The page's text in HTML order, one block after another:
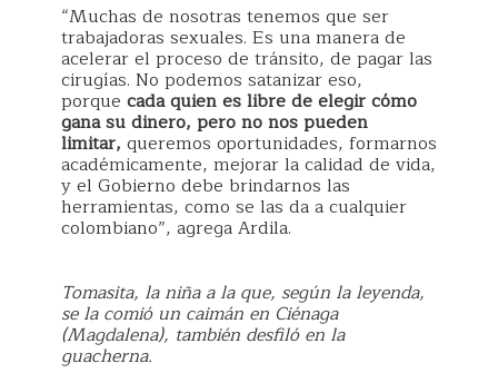
“Muchas de nosotras tenemos que ser
trabajadoras sexuales. Es una manera de
acelerar el proceso de tránsito, de pagar las
cirugías. No podemos satanizar eso,
porque cada quien es libre de elegir cómo
gana su dinero, pero no nos pueden
limitar, queremos oportunidades, formarnos
académicamente, mejorar la calidad de vida,
y el Gobierno debe brindarnos las
herramientas, como se las da a cualquier
colombiano”, agrega Ardila.
Tomasita, la niña a la que, según la leyenda,
se la comió un caimán en Ciénaga
(Magdalena), también desfiló en la
guacherna.